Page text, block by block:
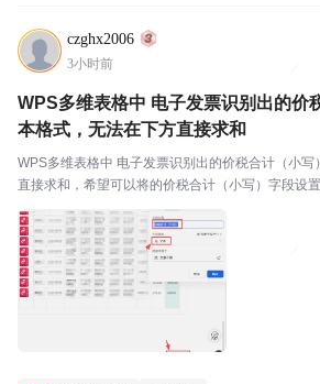
czghx2006
3小时前
WPS多维表格中 电子发票识别出的价
本格式，无法在下方直接求和
WPS多维表格中 电子发票识别出的价税合计（小
直接求和，希望可以将的价税合计（小写）字段设
直接统计求和。税前金额和合计税额字段的格式目